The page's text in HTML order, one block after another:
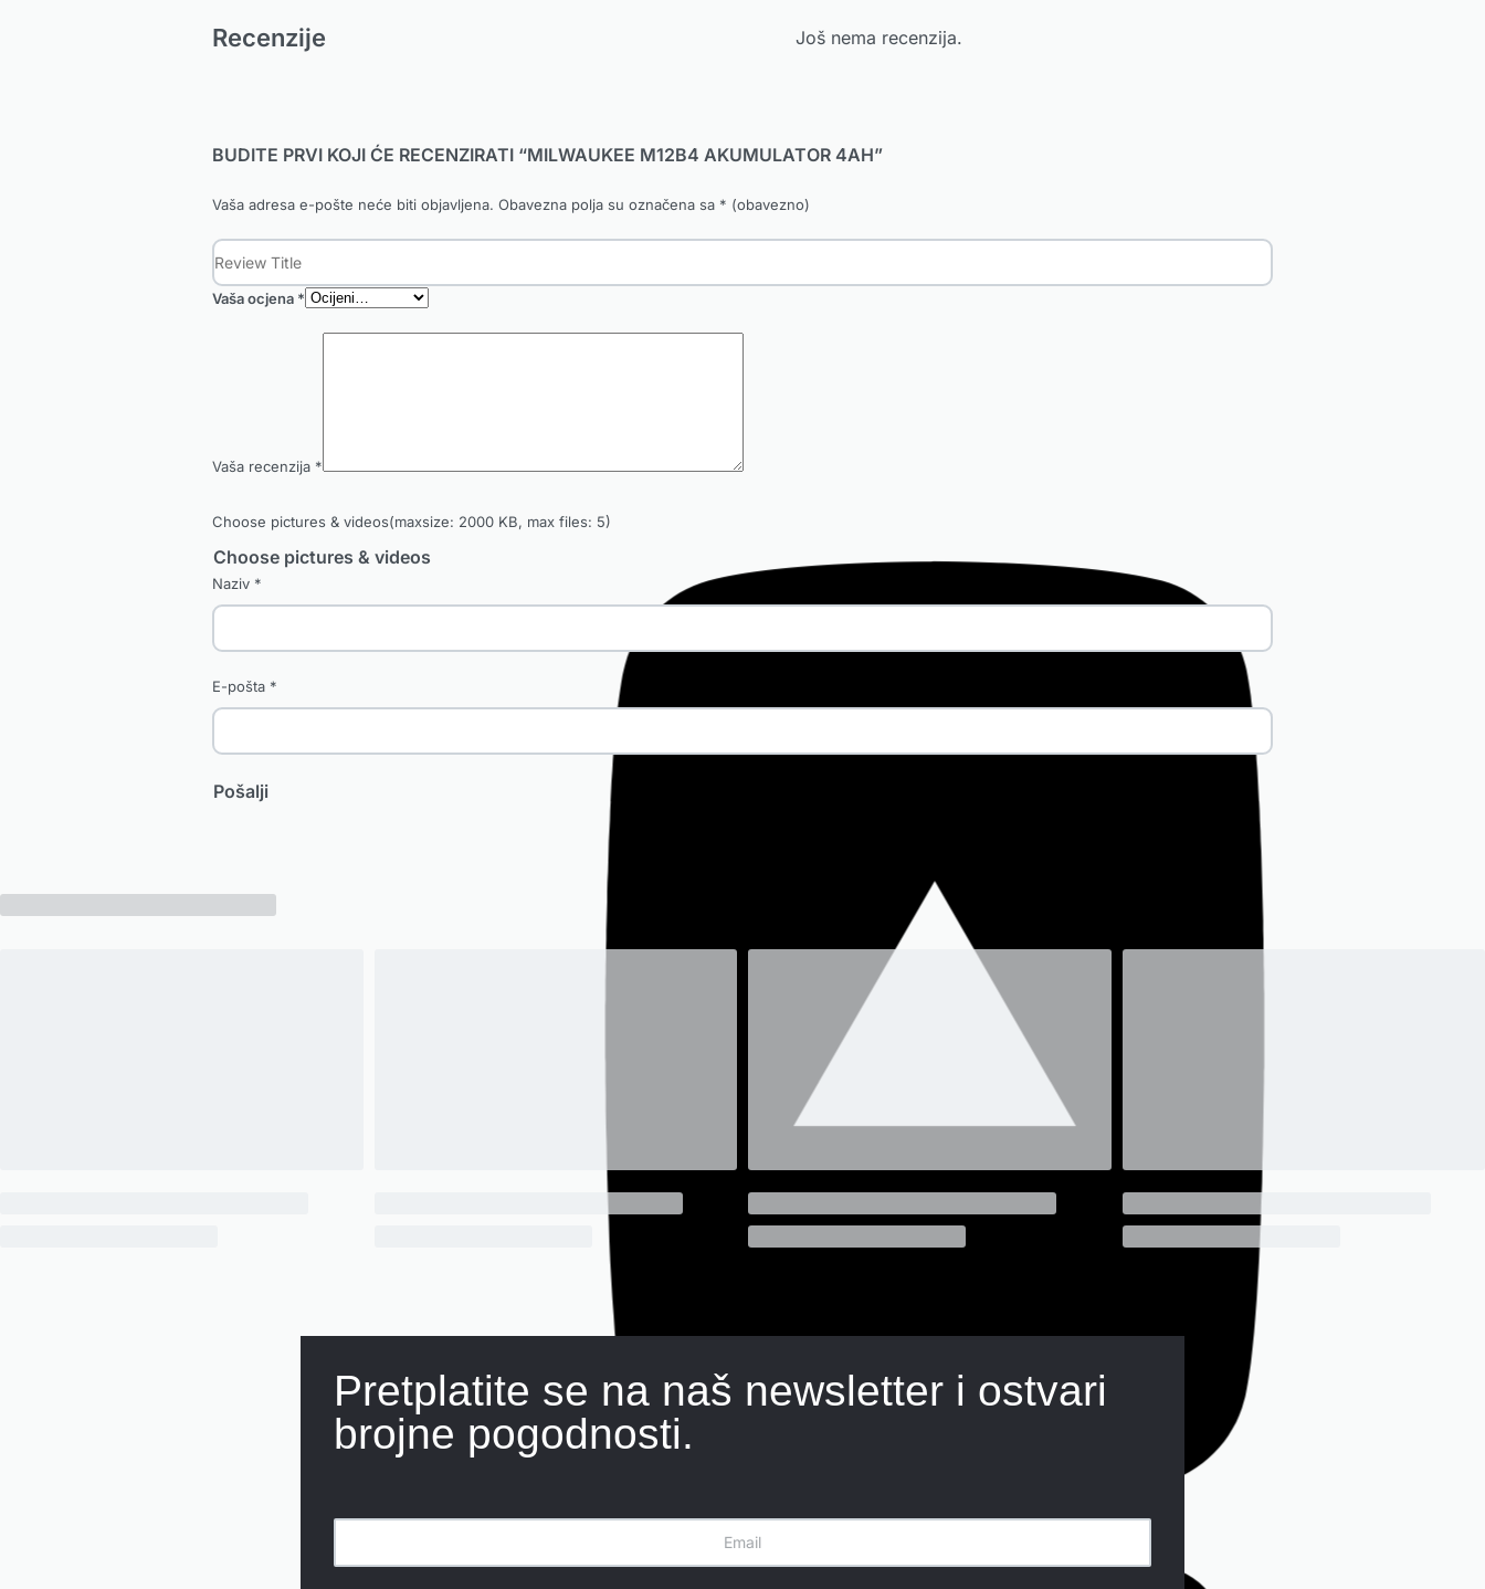
Recenzije Još nema recenzija.
BUDITE PRVI KOJI ĆE RECENZIRATI “MILWAUKEE M12B4 AKUMULATOR 4AH”
Vaša adresa e-pošte neće biti objavljena. Obavezna polja su označena sa * (obavezno)
Vaša ocjena *
Vaša recenzija *
Choose pictures & videos(maxsize: 2000 KB, max files: 5)
Choose pictures & videos
Naziv *
E-pošta *
Pretplatite se na naš newsletter i ostvari
brojne pogodnosti.